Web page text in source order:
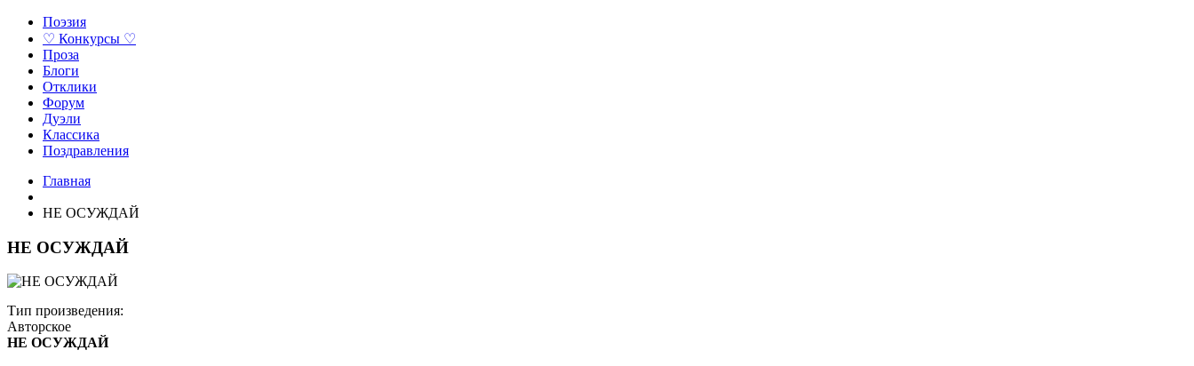
Поэзия
♡ Конкурсы ♡
Проза
Блоги
Отклики
Форум
Дуэли
Классика
Поздравления
Главная
НЕ ОСУЖДАЙ
НЕ ОСУЖДАЙ
Тип произведения:
Авторское
НЕ ОСУЖДАЙ